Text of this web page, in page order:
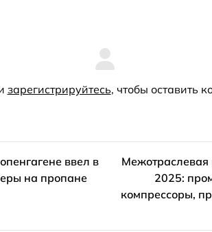
зарегистрируйтесь, чтобы оставить
ввел в
на пропане
Межотраслевая
2025:
компрессоры,